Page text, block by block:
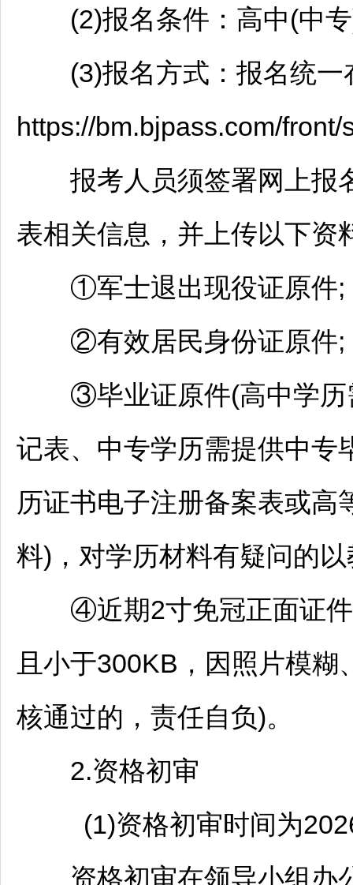
(2)报名条件：高中(中专
(3)报名方式：报名统一
https://bm.bjpass.com/front/
报考人员须签署网上报
表相关信息，并上传以下资
①军士退出现役证原件;
②有效居民身份证原件;
③毕业证原件(高中学历
记表、中专学历需提供中专
历证书电子注册备案表或高
料)，对学历材料有疑问的
④近期2寸免冠正面证件
且小于300KB，因照片模
核通过的，责任自负)。
2.资格初审
(1)资格初审时间为2026
资格初审在领导小组办